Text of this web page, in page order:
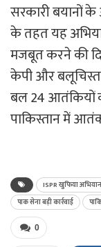
सरकारी बयानों
के तहत यह
मजबूत करने की
केपी और
बल 24 आतंकियों
पाकिस्तान में
ISPR खुफिया अभियान
पाक सेना बड़ी कार्रवाई
0